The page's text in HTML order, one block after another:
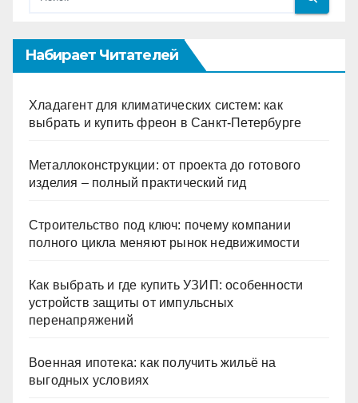
Набирает Читателей
Хладагент для климатических систем: как
выбрать и купить фреон в Санкт-Петербурге
Металлоконструкции: от проекта до готового
изделия – полный практический гид
Строительство под ключ: почему компании
полного цикла меняют рынок недвижимости
Как выбрать и где купить УЗИП: особенности
устройств защиты от импульсных
перенапряжений
Военная ипотека: как получить жильё на
выгодных условиях